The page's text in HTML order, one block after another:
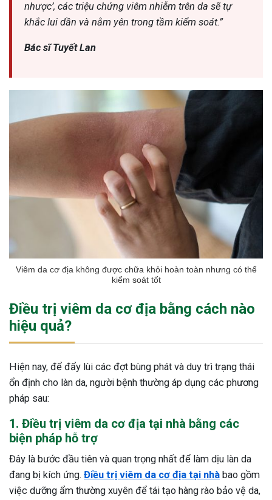
nhược’, các triệu chứng viêm nhiễm trên da sẽ tự
khắc lui dần và nằm yên trong tầm kiểm soát.”
Bác sĩ Tuyết Lan
Viêm da cơ địa không được chữa khỏi hoàn toàn nhưng có thể
kiểm soát tốt
Điều trị viêm da cơ địa bằng cách nào
hiệu quả?
Hiện nay, để đẩy lùi các đợt bùng phát và duy trì trạng thái
ổn định cho làn da, người bệnh thường áp dụng các phương
pháp sau:
1. Điều trị viêm da cơ địa tại nhà bằng các
biện pháp hỗ trợ
Đây là bước đầu tiên và quan trọng nhất để làm dịu làn da
đang bị kích ứng. Điều trị viêm da cơ địa tại nhà bao gồm
việc dưỡng ẩm thường xuyên để tái tạo hàng rào bảo vệ da,